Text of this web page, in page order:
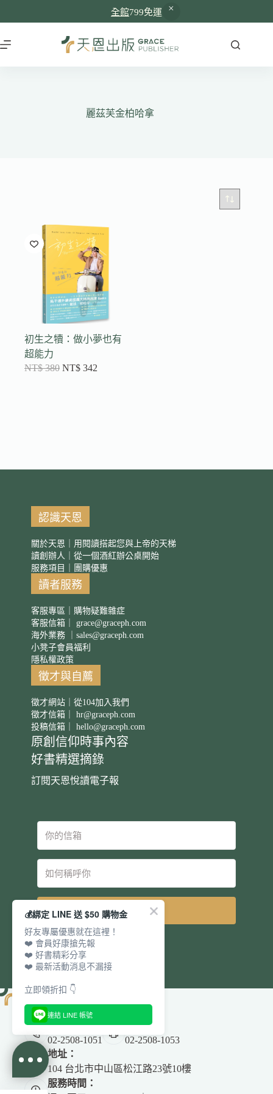
全館799免運
至
麗茲芙金柏哈拿
初生之犢：做小夢也有
超能力
NT$380 NT$ 342
認識天恩
關於天恩｜用閱讀搭起您與上帝的天梯
讀創辦人｜從一個酒紅辦公桌開始
服務項目｜團購優惠
讀者服務
客服專區｜購物疑難雜症
客服信箱｜ grace@graceph.com
海外業務 ｜ sales@graceph.com
小凳子會員福利
隱私權政策
徵才與自薦
徵才網站｜從104加入我們
徵才信箱｜ hr@graceph.com
投稿信箱｜ hello@graceph.com
原創信仰時事內容
好書精選摘錄
訂閱天恩悅讀電子報
立即訂閱
電話：
02-2508-1051
傳真：
02-2508-1053
地址：
104 台北市中山區松江路23號10樓
服務時間：
💰綁定 LINE 送 $50 購物金
好友專屬優惠就在這裡！
❤️ 會員好康搶先報
❤️ 好書精彩分享
❤️ 最新活動消息不漏接
立即領折扣 👇
連結 LINE 帳號